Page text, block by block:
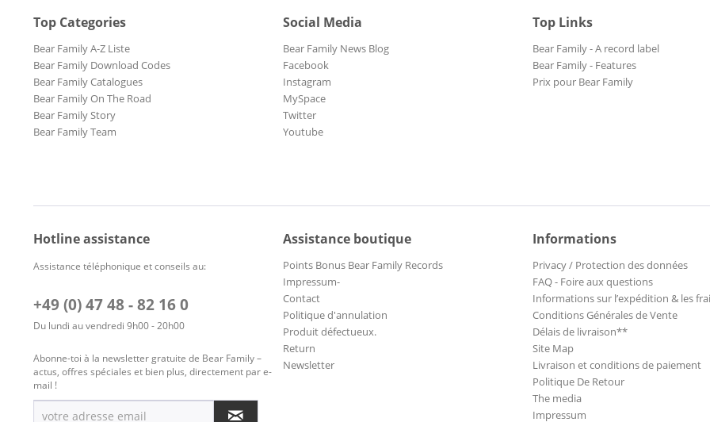
Top Categories
Bear Family A-Z Liste
Bear Family Download Codes
Bear Family Catalogues
Bear Family On The Road
Bear Family Story
Bear Family Team
Social Media
Bear Family News Blog
Facebook
Instagram
MySpace
Twitter
Youtube
Top Links
Bear Family - A record label
Bear Family - Features
Prix pour Bear Family
Hotline assistance
Assistance téléphonique et conseils au:
+49 (0) 47 48 - 82 16 0
Du lundi au vendredi 9h00 - 20h00
Abonne-toi à la newsletter gratuite de Bear Family –
actus, offres spéciales et bien plus, directement par e-
mail !
Assistance boutique
Points Bonus Bear Family Records
Impressum-
Contact
Politique d'annulation
Produit défectueux.
Return
Newsletter
Informations
Privacy / Protection des données
FAQ - Foire aux questions
Informations sur l’expédition & les
Conditions Générales de Vente
Délais de livraison**
Site Map
Livraison et conditions de paiement
Politique De Retour
The media
Impressum